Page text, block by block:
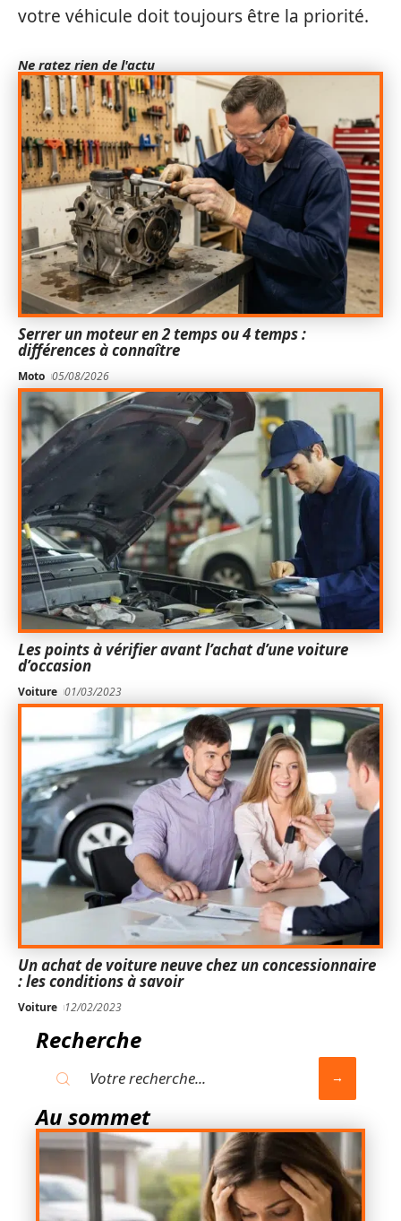
votre véhicule doit toujours être la priorité.
Ne ratez rien de l'actu
Serrer un moteur en 2 temps ou 4 temps :
différences à connaître
Moto 05/08/2026
Les points à vérifier avant l’achat d’une voiture
d’occasion
Voiture 01/03/2023
Un achat de voiture neuve chez un concessionnaire
: les conditions à savoir
Voiture 12/02/2023
Recherche
Au sommet